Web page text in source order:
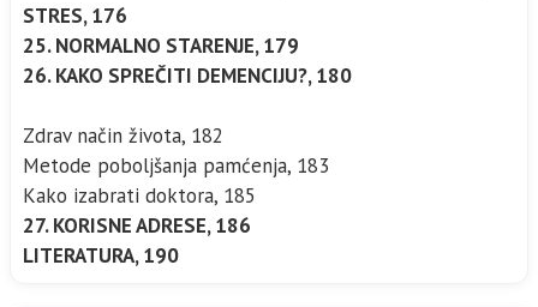
STRES, 176
25. NORMALNO STARENJE, 179
26. KAKO SPREČITI DEMENCIJU?, 180
Zdrav način života, 182
Metode poboljšanja pamćenja, 183
Kako izabrati doktora, 185
27. KORISNE ADRESE, 186
LITERATURA, 190